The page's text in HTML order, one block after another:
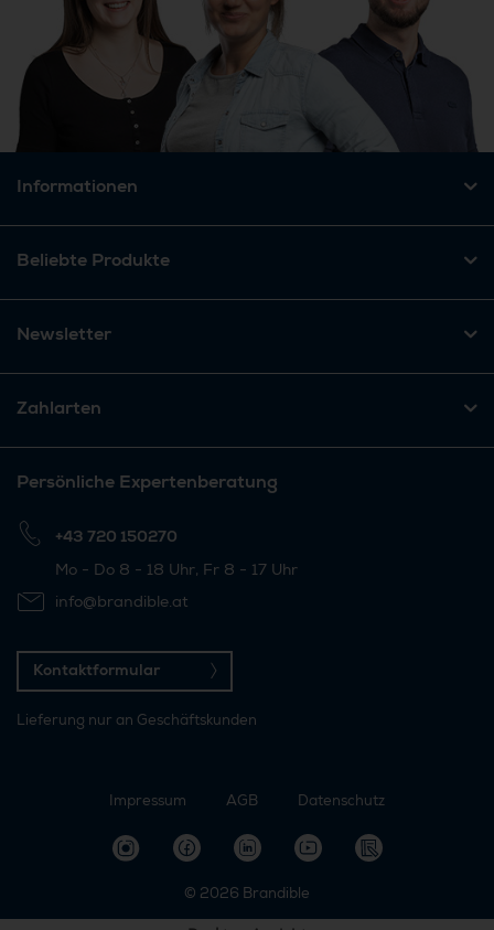
Informationen
Beliebte Produkte
Newsletter
Zahlarten
Persönliche Expertenberatung
+43 720 150270
Mo - Do 8 - 18 Uhr, Fr 8 - 17 Uhr
info@brandible.at
Kontaktformular
Lieferung nur an Geschäftskunden
Impressum AGB Datenschutz
© 2026 Brandible